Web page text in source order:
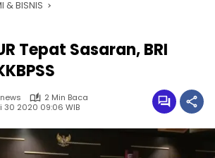
& BISNIS
Tepat Sasaran, BRI
2 Min Baca
30 2020 09:06 WIB